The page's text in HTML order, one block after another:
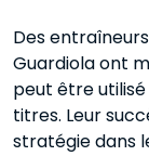
Des
Guardiola ont
peut être
titres. Leur
stratégie dans